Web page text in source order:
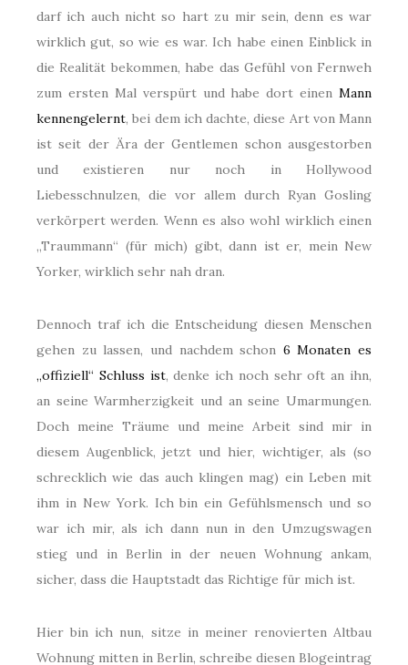
darf ich auch nicht so hart zu mir sein, denn es war
wirklich gut, so wie es war. Ich habe einen Einblick in
die Realität bekommen, habe das Gefühl von Fernweh
zum ersten Mal verspürt und habe dort einen Mann
kennengelernt, bei dem ich dachte, diese Art von Mann
ist seit der Ära der Gentlemen schon ausgestorben
und existieren nur noch in Hollywood
Liebesschnulzen, die vor allem durch Ryan Gosling
verkörpert werden. Wenn es also wohl wirklich einen
„Traummann“ (für mich) gibt, dann ist er, mein New
Yorker, wirklich sehr nah dran.
Dennoch traf ich die Entscheidung diesen Menschen
gehen zu lassen, und nachdem schon 6 Monaten es
„offiziell“ Schluss ist, denke ich noch sehr oft an ihn,
an seine Warmherzigkeit und an seine Umarmungen.
Doch meine Träume und meine Arbeit sind mir in
diesem Augenblick, jetzt und hier, wichtiger, als (so
schrecklich wie das auch klingen mag) ein Leben mit
ihm in New York. Ich bin ein Gefühlsmensch und so
war ich mir, als ich dann nun in den Umzugswagen
stieg und in Berlin in der neuen Wohnung ankam,
sicher, dass die Hauptstadt das Richtige für mich ist.
Hier bin ich nun, sitze in meiner renovierten Altbau
Wohnung mitten in Berlin, schreibe diesen Blogeintrag